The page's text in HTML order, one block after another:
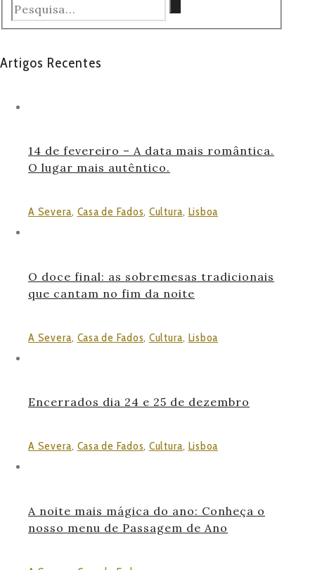
Artigos Recentes
14 de fevereiro – A data mais romântica.
O lugar mais autêntico.
A Severa, Casa de Fados, Cultura, Lisboa
O doce final: as sobremesas tradicionais
que cantam no fim da noite
A Severa, Casa de Fados, Cultura, Lisboa
Encerrados dia 24 e 25 de dezembro
A Severa, Casa de Fados, Cultura, Lisboa
A noite mais mágica do ano: Conheça o
nosso menu de Passagem de Ano